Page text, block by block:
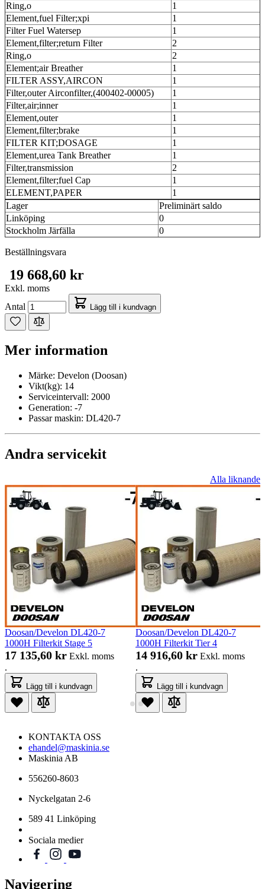
Ring,o
1
Element,fuel Filter;xpi
1
Filter Fuel Watersep
1
Element,filter;return Filter
2
Ring,o
2
Element;air Breather
1
FILTER ASSY,AIRCON
1
Filter,outer Airconfilter,(400402-00005)
1
Filter,air;inner
1
Element,outer
1
Element,filter;brake
1
FILTER KIT;DOSAGE
1
Element,urea Tank Breather
1
Filter,transmission
2
Element,filter;fuel Cap
1
ELEMENT,PAPER
1
Lager
Preliminärt saldo
Linköping
0
Stockholm Järfälla
0
Beställningsvara
19 668,60 kr
Exkl. moms
Antal
Lägg till i kundvagn
Mer information
Märke: Develon (Doosan)
Vikt(kg): 14
Serviceintervall: 2000
Generation: -7
Passar maskin: DL420-7
Andra servicekit
Alla liknande
Doosan/Develon DL420-7
1000H Filterkit Stage 5
17 135,60 kr Exkl. moms
.
Lägg till i kundvagn
Doosan/Develon DL420-7
1000H Filterkit Tier 4
14 916,60 kr Exkl. moms
.
Lägg till i kundvagn
KONTAKTA OSS
ehandel@maskinia.se
Maskinia AB
556260-8603
Nyckelgatan 2-6
589 41 Linköping
Sociala medier
Navigering